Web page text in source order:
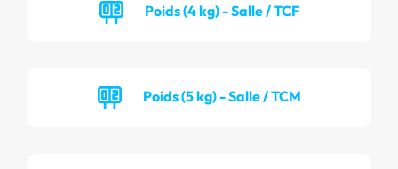
Poids (4 kg) - Salle / TCF
Poids (5 kg) - Salle / TCM